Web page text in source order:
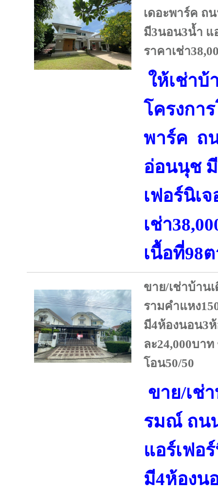
เดอะพาร์ค ถ
มี3นอน3น้ำ แ
ราคาเช่า
ให้เช่าบ้
โครงกา
พาร์ค ถ
อ่อนนุช
เฟอร์นิเ
เช่า
เนื้อที่98
ขาย/เช่าบ้าน
รามคำแหง
มี4ห้องนอน3ห้
ละ24,000บา
โอน50/50
ขาย/เช่
รมณ์ ถน
แอร์เฟอ
มี4ห้องน